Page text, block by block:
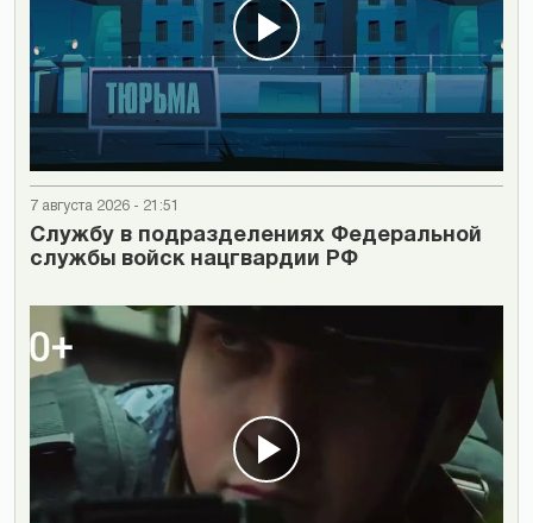
7 августа 2026 - 21:51
Cлужбу в подразделениях Федеральной
службы войск нацгвардии РФ